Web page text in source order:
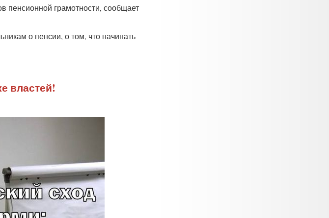
пенсионной грамотности, сообщает
о пенсии, о том, что начинать
властей!